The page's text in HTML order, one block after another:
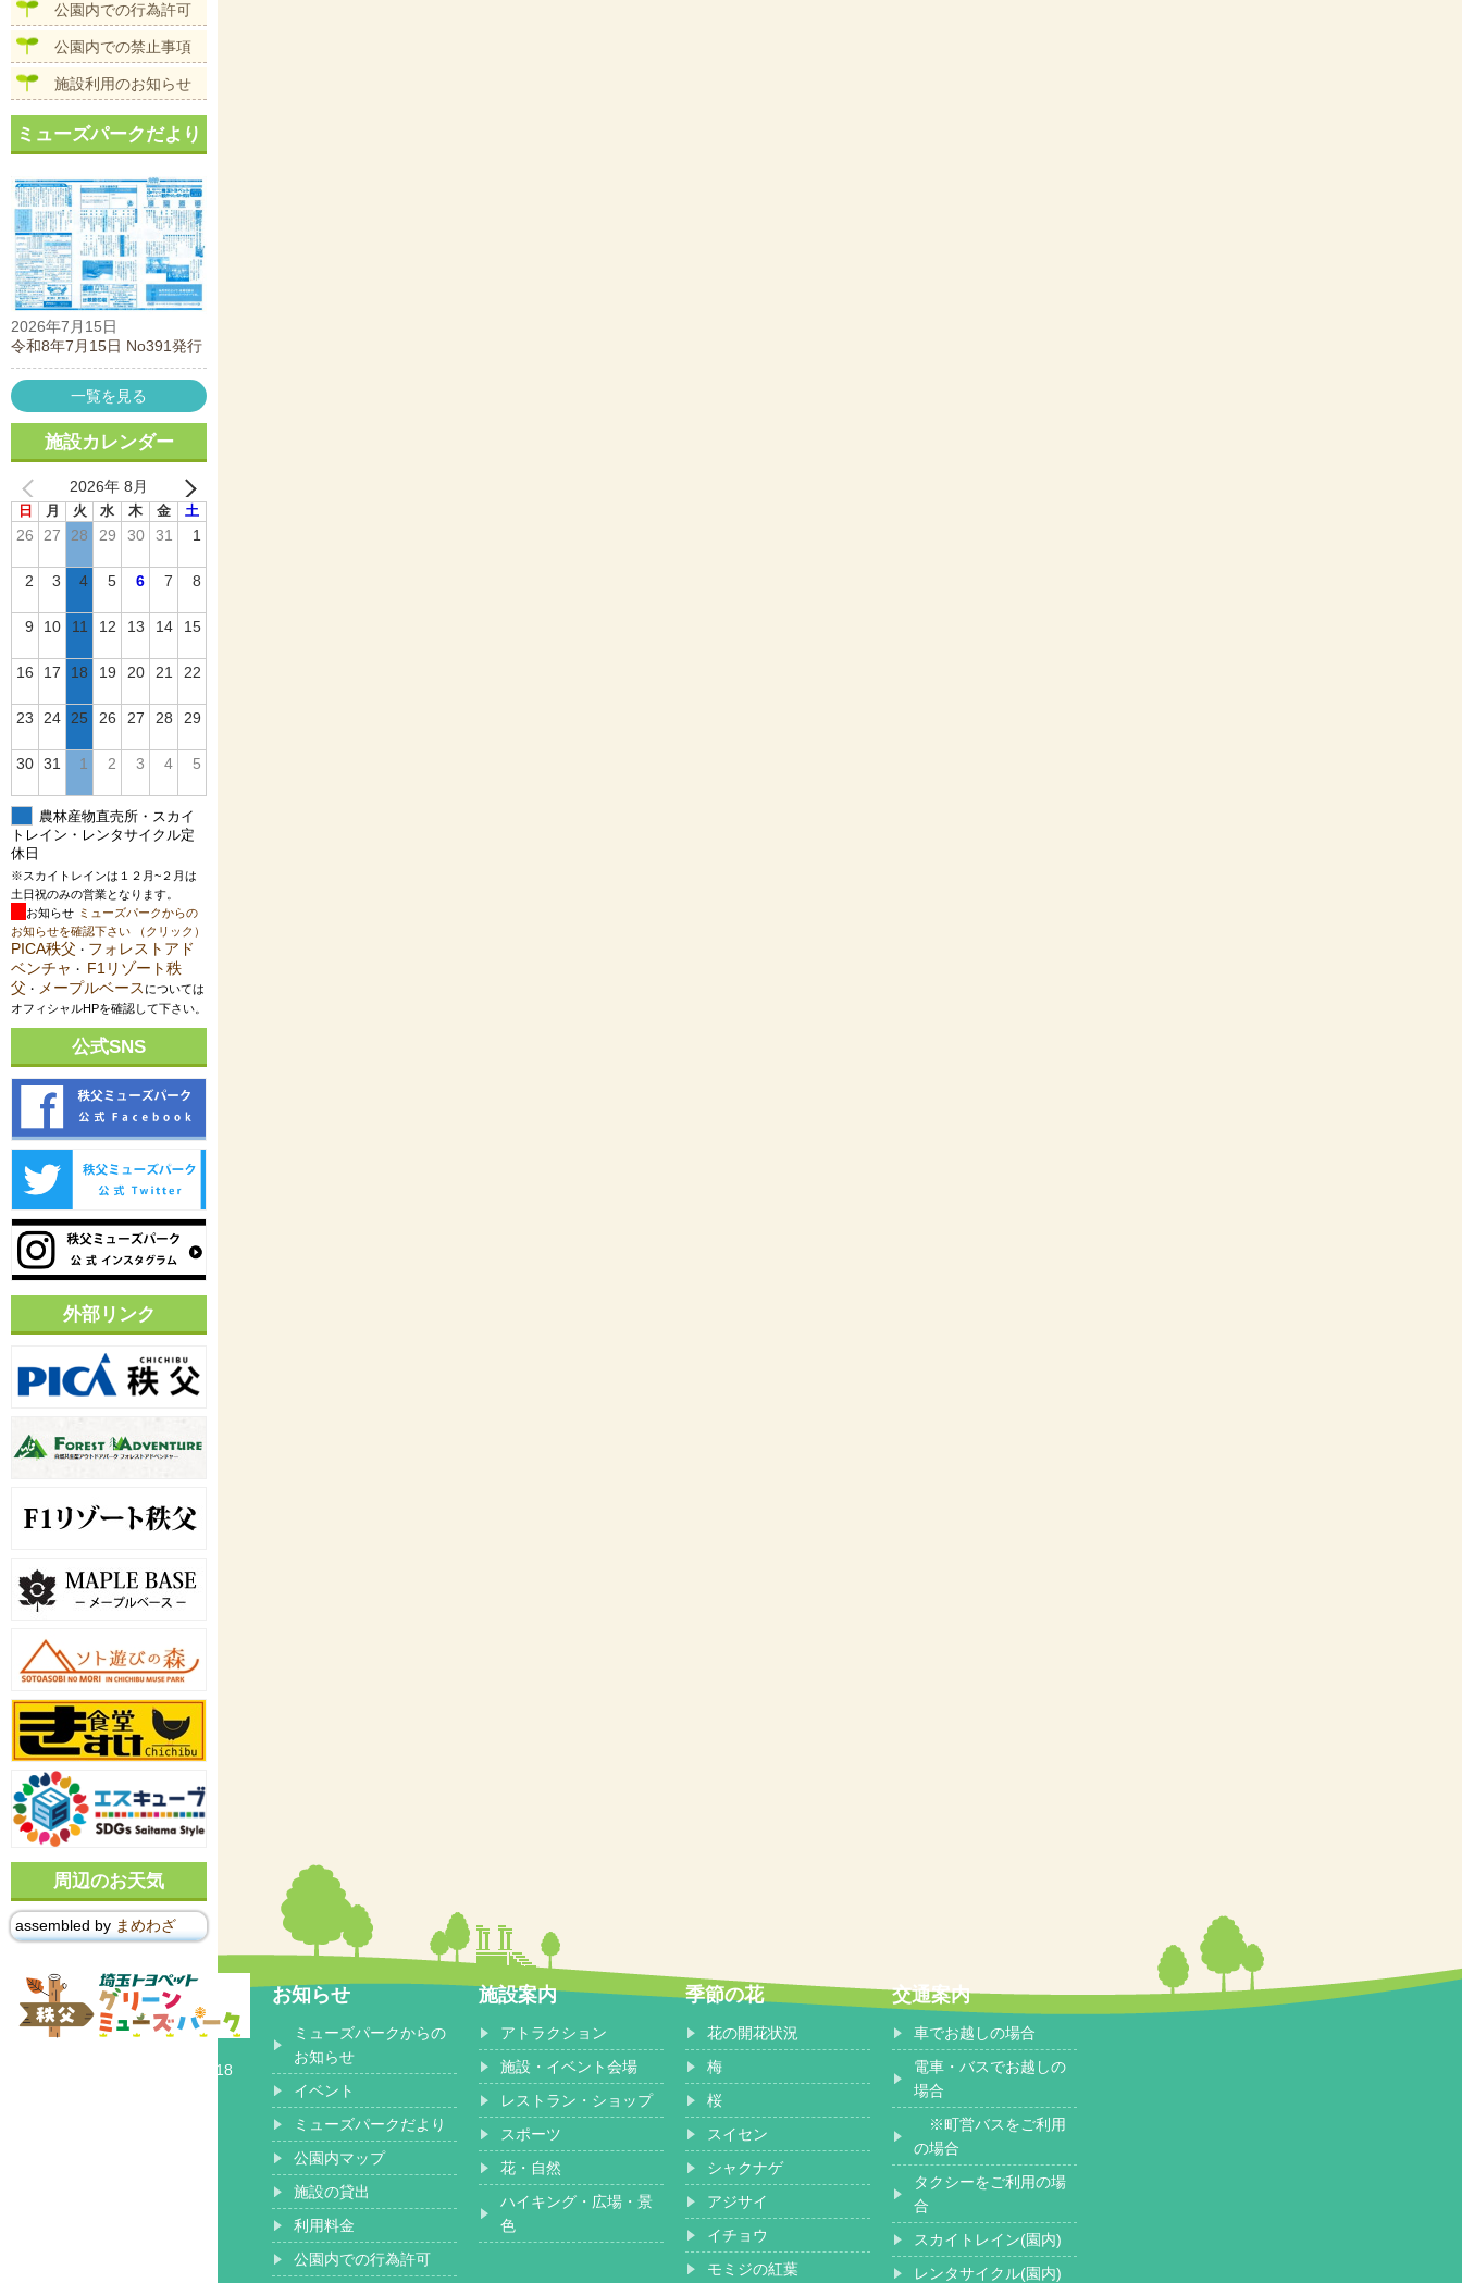
公園内での行為許可
公園内での禁止事項
施設利用のお知らせ
ミューズパークだより
2026年7月15日
令和8年7月15日 No391発行
一覧を見る
施設カレンダー
2026年 8月
日 月 火 水 木 金 土
26 27 28 29 30 31 1
2 3 4 5 6 7 8
9 10 11 12 13 14 15
16 17 18 19 20 21 22
23 24 25 26 27 28 29
30 31 1 2 3 4 5
農林産物直売所・スカイ
トレイン・レンタサイクル定
休日
※スカイトレインは１２月~２月は
土日祝のみの営業となります。
お知らせ ミューズパークからの
お知らせを確認下さい （クリック）
PICA秩父 ・ フォレストアド
ベンチャ ・ F1リゾート秩
父 ・ メープルベース については
オフィシャルHPを確認して下さい。
公式SNS
外部リンク
周辺のお天気
assembled by まめわざ
埼玉県秩父郡 小鹿野町長留2518
お知らせ
ミューズパークからの
お知らせ
イベント
ミューズパークだより
公園内マップ
施設の貸出
利用料金
公園内での行為許可
施設案内
アトラクション
施設・イベント会場
レストラン・ショップ
スポーツ
花・自然
ハイキング・広場・景
色
季節の花
花の開花状況
梅
桜
スイセン
シャクナゲ
アジサイ
イチョウ
モミジの紅葉
交通案内
車でお越しの場合
電車・バスでお越しの
場合
※町営バスをご利用
の場合
タクシーをご利用の場
合
スカイトレイン(園内)
レンタサイクル(園内)